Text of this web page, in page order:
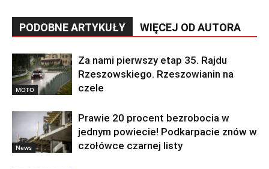
PODOBNE ARTYKUŁY WIĘCEJ OD AUTORA
MOTO
Za nami pierwszy etap 35. Rajdu
Rzeszowskiego. Rzeszowianin na
czele
News
Prawie 20 procent bezrobocia w
jednym powiecie! Podkarpacie znów w
czołówce czarnej listy